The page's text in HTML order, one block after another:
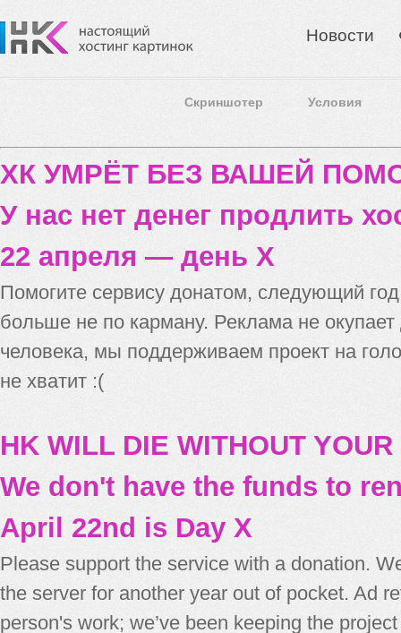
Новости
Скриншотер Условия
ХК УМРЁТ БЕЗ ВАШЕЙ
У нас нет денег продлить
22 апреля — день X
Помогите сервису донатом, следующий
больше не по карману. Реклама не
человека, мы поддерживаем проект на
не хватит :(
HK WILL DIE WITHOUT
We don't have the funds to
April 22nd is Day X
Please support the service with a donation.
the server for another year out of pocket. Ad
person's work; we’ve been keeping the